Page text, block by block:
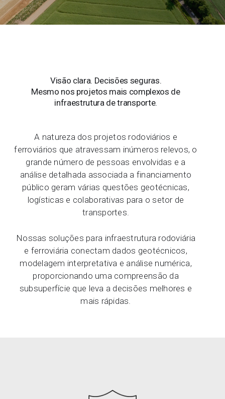
Visão clara. Decisões seguras.
Mesmo nos projetos mais complexos de
infraestrutura de transporte.
A natureza dos projetos rodoviários e
ferroviários que atravessam inúmeros relevos, o
grande número de pessoas envolvidas e a
análise detalhada associada a financiamento
público geram várias questões geotécnicas,
logísticas e colaborativas para o setor de
transportes.
Nossas soluções para infraestrutura rodoviária
e ferroviária conectam dados geotécnicos,
modelagem interpretativa e análise numérica,
proporcionando uma compreensão da
subsuperfície que leva a decisões melhores e
mais rápidas.